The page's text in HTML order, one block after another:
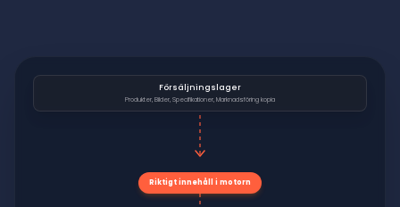
Försäljningslager
Produkter, Bilder, Specifikationer, Marknadsföring kopia
Riktigt innehåll i motorn